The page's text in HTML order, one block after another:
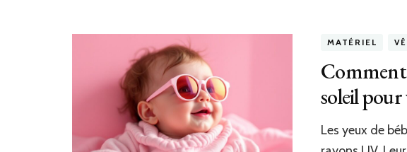
MATÉRIEL
Comment
soleil pour
Les yeux de